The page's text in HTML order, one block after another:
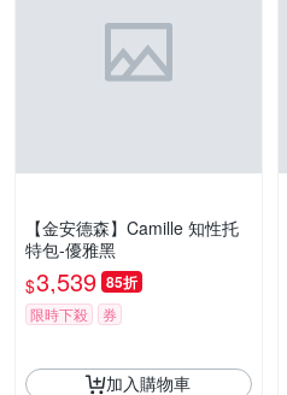
【金安德森】Camille 知性托
特包-優雅黑
$3,539 85折
限時下殺 券
加入購物車